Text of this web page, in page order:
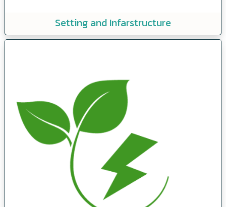
Setting and Infarstructure